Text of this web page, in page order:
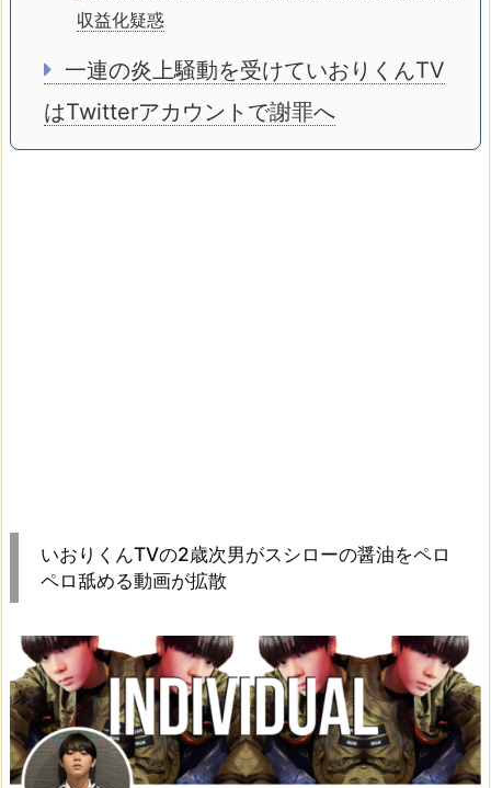
収益化疑惑
一連の炎上騒動を受けていおりくんTV
はTwitterアカウントで謝罪へ
いおりくんTVの2歳次男がスシローの醤油をペロ
ペロ舐める動画が拡散